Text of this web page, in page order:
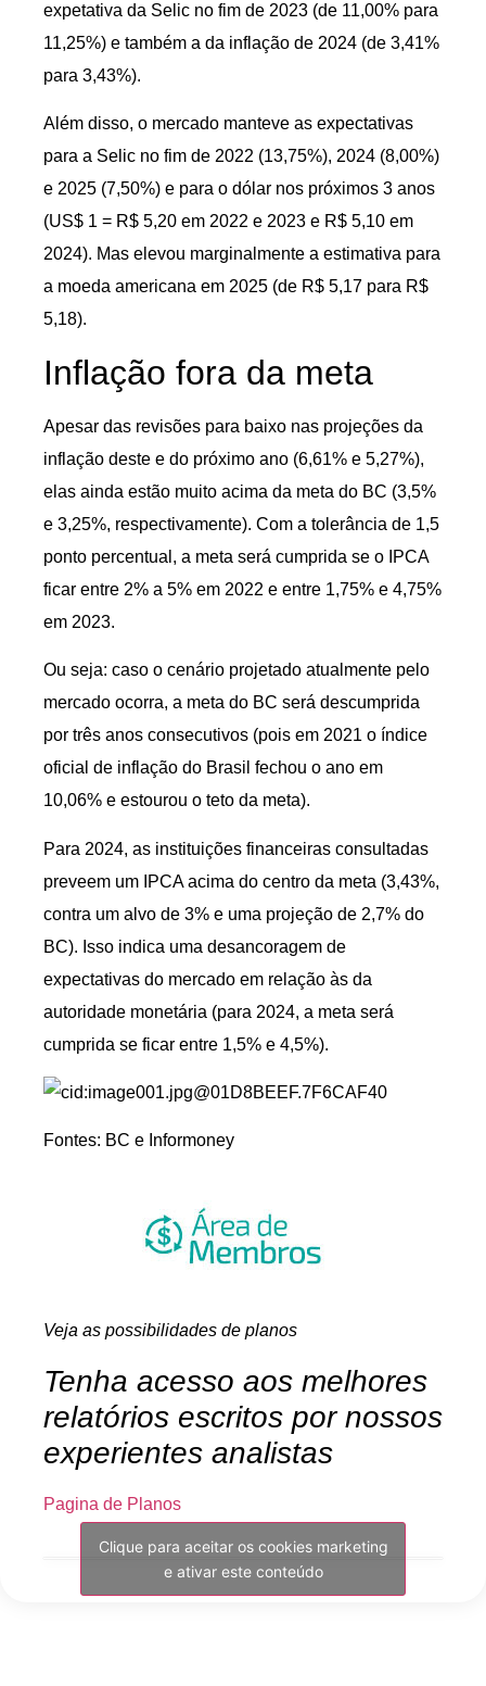
expetativa da Selic no fim de 2023 (de 11,00% para
11,25%) e também a da inflação de 2024 (de 3,41%
para 3,43%).
Além disso, o mercado manteve as expectativas
para a Selic no fim de 2022 (13,75%), 2024 (8,00%)
e 2025 (7,50%) e para o dólar nos próximos 3 anos
(US$ 1 = R$ 5,20 em 2022 e 2023 e R$ 5,10 em
2024). Mas elevou marginalmente a estimativa para
a moeda americana em 2025 (de R$ 5,17 para R$
5,18).
Inflação fora da meta
Apesar das revisões para baixo nas projeções da
inflação deste e do próximo ano (6,61% e 5,27%),
elas ainda estão muito acima da meta do BC (3,5%
e 3,25%, respectivamente). Com a tolerância de 1,5
ponto percentual, a meta será cumprida se o IPCA
ficar entre 2% a 5% em 2022 e entre 1,75% e 4,75%
em 2023.
Ou seja: caso o cenário projetado atualmente pelo
mercado ocorra, a meta do BC será descumprida
por três anos consecutivos (pois em 2021 o índice
oficial de inflação do Brasil fechou o ano em
10,06% e estourou o teto da meta).
Para 2024, as instituições financeiras consultadas
preveem um IPCA acima do centro da meta (3,43%,
contra um alvo de 3% e uma projeção de 2,7% do
BC). Isso indica uma desancoragem de
expectativas do mercado em relação às da
autoridade monetária (para 2024, a meta será
cumprida se ficar entre 1,5% e 4,5%).
Fontes: BC e Informoney
Veja as possibilidades de planos
Tenha acesso aos melhores
relatórios escritos por nossos
experientes analistas
Pagina de Planos
Clique para aceitar os cookies marketing
e ativar este conteúdo